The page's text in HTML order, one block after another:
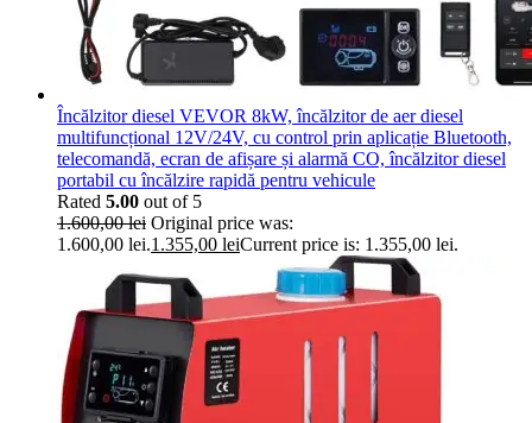
Încălzitor diesel VEVOR 8kW, încălzitor de aer diesel
multifuncțional 12V/24V, cu control prin aplicație Bluetooth,
telecomandă, ecran de afișare și alarmă CO, încălzitor diesel
portabil cu încălzire rapidă pentru vehicule
Rated 5.00 out of 5
1.600,00lei Original price was:
1.600,00 lei.1.355,00 leiCurrent price is: 1.355,00 lei.